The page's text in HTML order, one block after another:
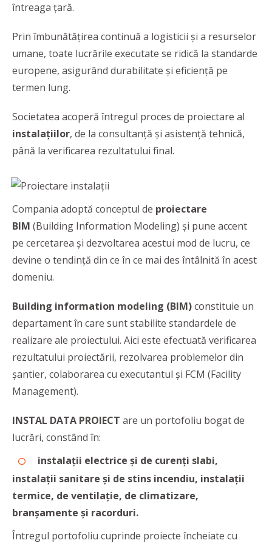
întreaga țară.
Prin îmbunătățirea continuă a logisticii și a resurselor
umane, toate lucrările executate se ridică la standarde
europene, asigurând durabilitate și eficiență pe
termen lung.
Societatea acoperă întregul proces de proiectare al
instalațiilor, de la consultanță și asistență tehnică,
până la verificarea rezultatului final.
Compania adoptă conceptul de proiectare
BIM (Building Information Modeling) și pune accent
pe cercetarea și dezvoltarea acestui mod de lucru, ce
devine o tendință din ce în ce mai des întâlnită în acest
domeniu.
Building information modeling (BIM)constituie un
departament în care sunt stabilite standardele de
realizare ale proiectului. Aici este efectuată verificarea
rezultatului proiectării, rezolvarea problemelor din
șantier, colaborarea cu executantul și FCM (Facility
Management).
INSTAL DATA PROIECT are un portofoliu bogat de
lucrări, constând în:
instalații electrice și de curenți slabi,
instalații sanitare și de stins incendiu, instalații
termice, de ventilație, de climatizare,
branșamente și racorduri.
Întregul portofoliu cuprinde proiecte încheiate cu